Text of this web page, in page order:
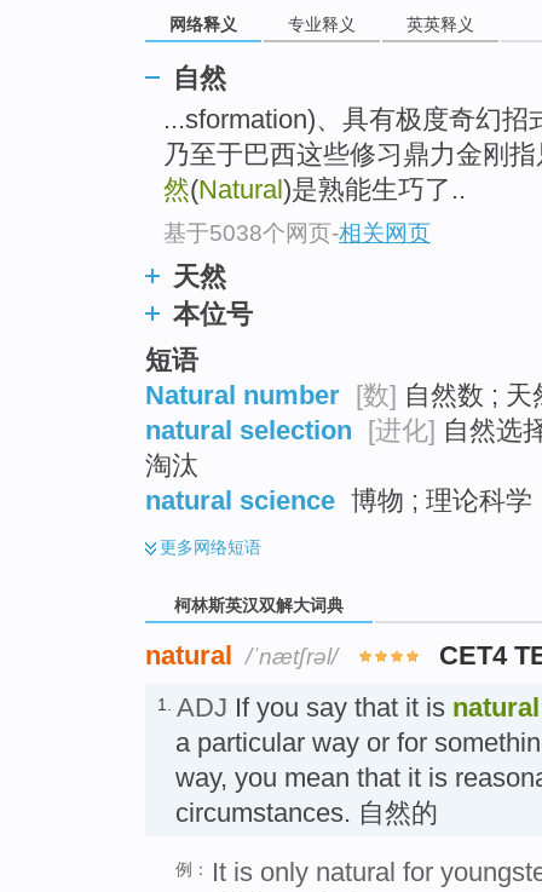
网络释义 专业释义 英英释义
自然
...sformation)、具有极度奇幻
乃至于巴西这些修习鼎力金刚
然(Natural)是熟能生巧了..
基于5038个网页-相关网页
天然
本位号
短语
Natural number
[数] 自然数 ; 天
natural selection
[进化] 自然选
淘汰
natural science 博物 ; 理论科学
更多网络短语
柯林斯英汉双解大词典
natural /ˈnætʃrəl/ CET4
1. ADJ If you say that it is natural
a particular way or for
way, you mean that it is
circumstances. 自然的
例：
It is only natural for